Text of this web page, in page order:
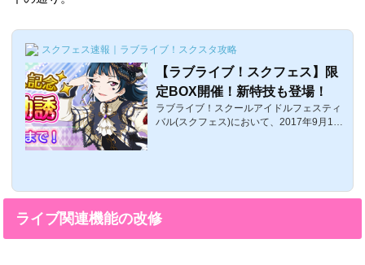
スクフェス速報｜ラブライブ！スクスタ攻略
【ラブライブ！スクフェス】限
定BOX開催！新特技も登場！
ラブライブ！スクールアイドルフェスティ
バル(スクフェス)において、2017年9月12
限定BOXから入手できるようになります。
特技についてまとめています。スクフェス
ライブ関連機能の改修